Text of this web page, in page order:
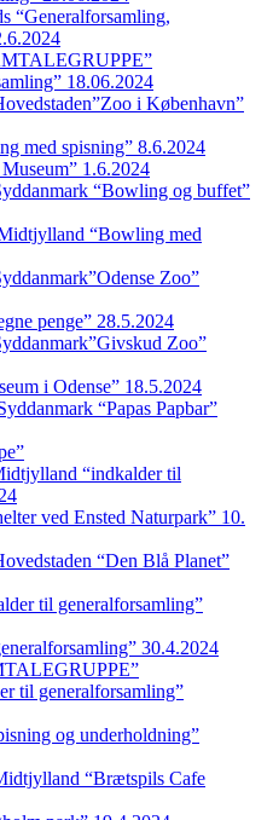
“Generalforsamling,
18.06.2024
i København”
med spisning” 8.6.2024
1.6.2024
“Bowling og buffet”
“Bowling med
Zoo”
penge” 28.5.2024
Zoo”
i Odense” 18.5.2024
“Papas Papbar”
“indkalder til
ved Ensted Naturpark” 10.
“Den Blå Planet”
til generalforsamling”
30.4.2024
til generalforsamling”
og underholdning”
“Brætspils Cafe